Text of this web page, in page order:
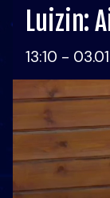
Luizin:
13:10 -